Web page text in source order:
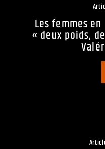
Les femmes
« deux poids,